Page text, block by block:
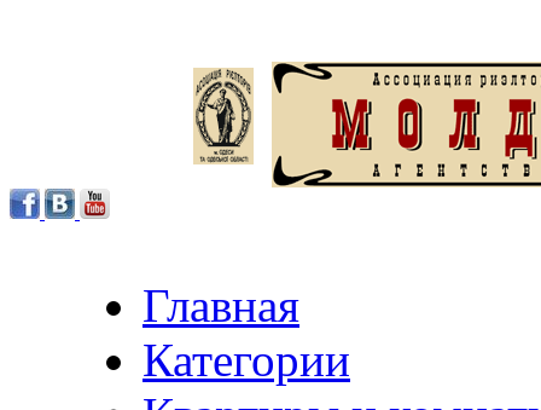
Главная
Категории